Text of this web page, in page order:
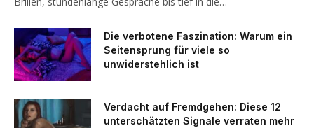
Die verbotene Faszination: Warum ein
Seitensprung für viele so
unwiderstehlich ist
Verdacht auf Fremdgehen: Diese 12
unterschätzten Signale verraten mehr